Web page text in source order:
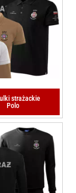
strażackie
Polo